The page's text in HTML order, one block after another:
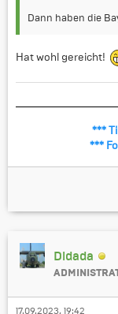
Dann haben die
Hat wohl gereicht!
***
***
Didada
17.09.2023, 19:42